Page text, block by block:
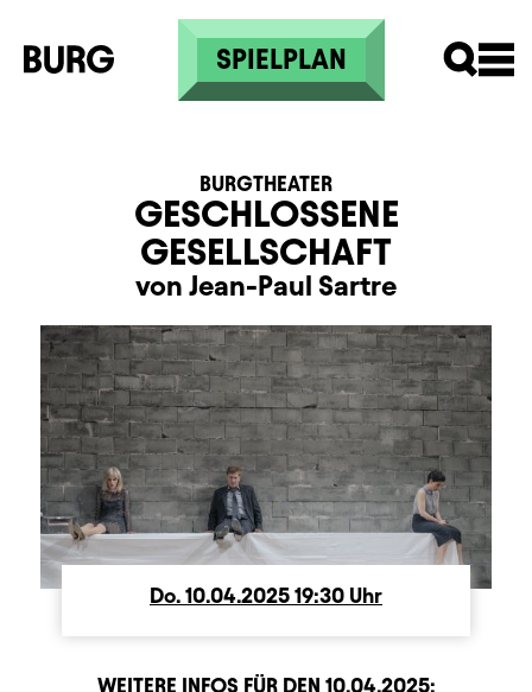
Direkt zum Inhalt
SPIELPLAN
GESCHLOSSENE
GESELLSCHAFT
BURGTHEATER
von Jean-Paul Sartre
Do. Donnerstag
10.04.2025 19:30Uhr
WEITERE INFOS FÜR DEN 10.04.2025: